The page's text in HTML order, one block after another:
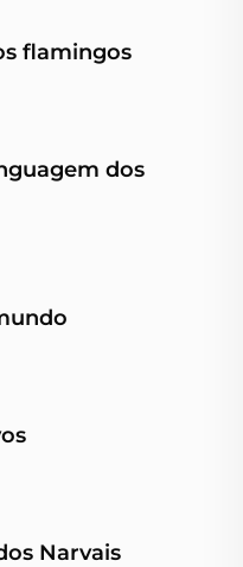
flamingos
dos
Narvais